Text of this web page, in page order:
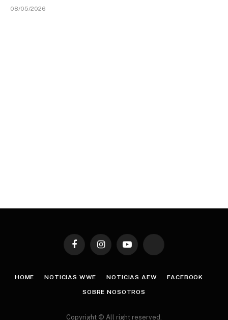
08/05/2026
FacebookInstagramYouTube TikTok
HOME NOTICIAS WWE NOTICIAS AEW FACEBOOK
SOBRE NOSOTROS
Copyright © All right reserved.